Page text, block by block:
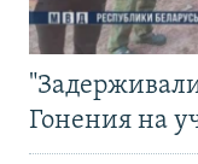
Гонения на